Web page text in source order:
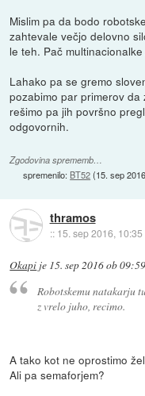
Mislim pa da bodo
zahtevale večjo delovno
le teh. Pač
Lahako pa se gremo
pozabimo par primerov
rešimo pa jih površno
odgovornih.
Zgodovina sprememb…
spremenilo: BT52(15. sep
thramos
:: 15. sep 2016, 10:35
Okapi je 15. sep 2016 ob 09:59
Robotskemu natakarju
z vrelo juho, recimo.
A tako kot ne oprostimo
Ali pa semaforjem?